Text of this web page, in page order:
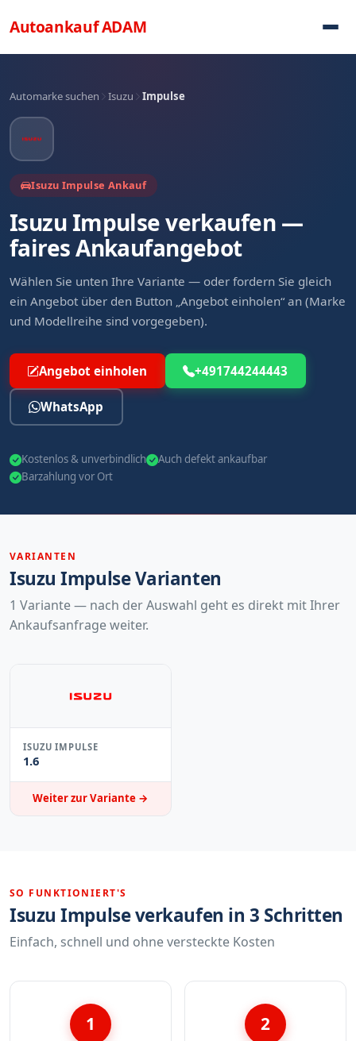
AutoankaufADAM
Automarke suchen Isuzu Impulse
Isuzu Impulse Ankauf
Isuzu Impulse verkaufen —
faires Ankaufangebot
Wählen Sie unten Ihre Variante — oder fordern Sie gleich
ein Angebot über den Button „Angebot einholen“ an (Marke
und Modellreihe sind vorgegeben).
Angebot einholen +491744244443
WhatsApp
Kostenlos & unverbindlich
Auch defekt ankaufbar
Barzahlung vor Ort
VARIANTEN
Isuzu Impulse Varianten
1 Variante — nach der Auswahl geht es direkt mit Ihrer
Ankaufsanfrage weiter.
ISUZU IMPULSE
1.6
Weiter zur Variante →
SO FUNKTIONIERT'S
Isuzu Impulse verkaufen in 3 Schritten
Einfach, schnell und ohne versteckte Kosten
1 2